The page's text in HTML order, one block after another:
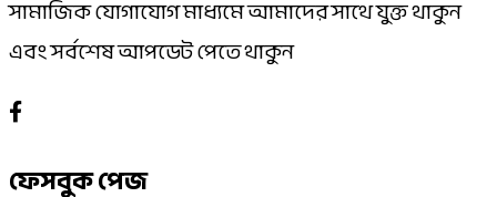
সামাজিক যোগাযোগ মাধ্যমে আমাদের সাথে যুক্ত থাকুন
এবং সর্বশেষ আপডেট পেতে থাকুন
ফেসবুক পেজ